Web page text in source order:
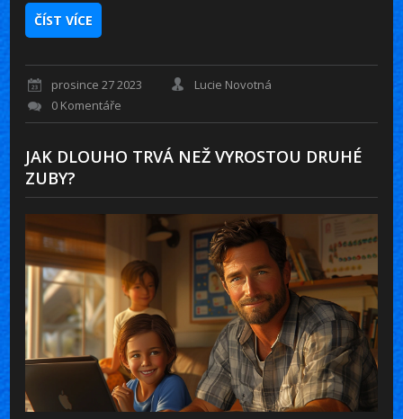
ČÍST VÍCE
prosince 27 2023
Lucie Novotná
0 Komentáře
JAK DLOUHO TRVÁ NEŽ VYROSTOU DRUHÉ
ZUBY?